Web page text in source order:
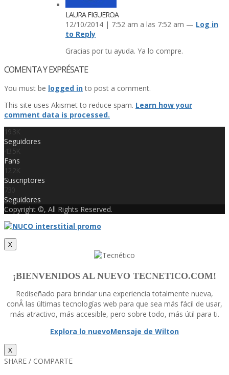
LAURA FIGUEROA
12/10/2014 | 7:52 am a las 7:52 am — Log in
to Reply
Gracias por tu ayuda. Ya lo compre.
COMENTA Y EXPRÉSATE
You must be logged into post a comment.
This site uses Akismet to reduce spam. Learn how your
comment data is processed.
19.3K
Seguidores
43.5K
Fans
12.2K
Suscriptores
730
Seguidores
Copyright ©, All Rights Reserved.
X
¡BIENVENIDOS AL NUEVO TECNETICO.COM!
Rediseñado para brindar una experiencia totalmente nueva,
conÂ las últimas tecnologí­as web para que sea más fácil de usar,
más atractivo, más accesible, pero sobre todo, más útil para ti.
Explora lo nuevoMensaje de Wilton
X
SHARE / COMPARTE